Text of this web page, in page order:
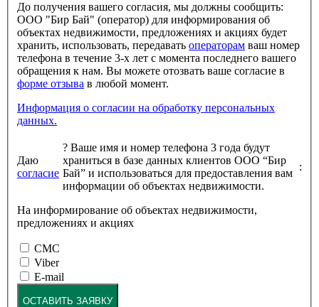
До получения вашего согласия, мы должны сообщить:
ООО "Бир Бай" (оператор) для информирования об
объектах недвижимости, предложениях и акциях будет
хранить, использовать, передавать операторам
телефона в течение 3-х лет с момента последнего вашего
обращения к нам. Вы можете отозвать ваше согласие в
форме отзыва
в любой момент.
Информация о согласии на обработку персональных
данных.
Даю
согласие
? Ваше имя и номер телефона 3 года будут
храниться в базе данных клиентов ООО “Бир
Бай” и использоваться для предоставления вам
информации об объектах недвижимости.
:
На информирование об объектах недвижимости,
предложениях и акциях
СМС
Viber
E-mail
ОСТАВИТЬ ЗАЯВКУ